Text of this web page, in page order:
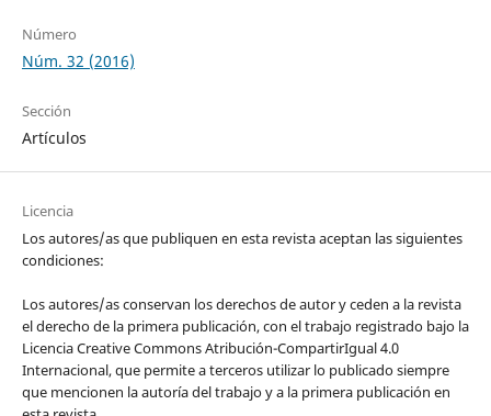
Número
Núm. 32 (2016)
Sección
Artículos
Licencia
Los autores/as que publiquen en esta revista aceptan las siguientes
condiciones:
Los autores/as conservan los derechos de autor y ceden a la revista
el derecho de la primera publicación, con el trabajo registrado bajo la
Licencia Creative Commons Atribución-CompartirIgual 4.0
Internacional, que permite a terceros utilizar lo publicado siempre
que mencionen la autoría del trabajo y a la primera publicación en